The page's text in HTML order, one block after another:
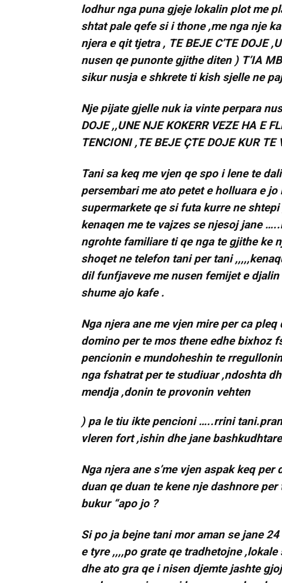
lodhur nga puna gjeje lokalin plot me
shtat pale qefe si i thone ,me nga nje
njera e qit tjetra , TE BEJE C’TE DOJE
nusen qe punonte gjithe diten ) T’IA
sikur nusja e shkrete ti kish sjelle ne
Nje pijate gjelle nuk ia vinte perpara
DOJE ,,UNE NJE KOKERR VEZE HA E
TENCIONI ,TE BEJE ÇTE DOJE KUR
Tani sa keq me vjen qe spo i lene te
persembari me ato petet e holluara e
supermarkete qe si futa kurre ne
kenaqen me te vajzes se njesoj jane
ngrohte familiare ti qe nga te gjithe ke
shoqet ne telefon tani per tani
dil funfjaveve me nusen femijet e
shume ajo kafe .
Nga njera ane me vjen mire per ca
domino per te mos thene edhe bixhoz
pencionin e mundoheshin te
nga fshatrat per te studiuar ,ndoshta
mendja ,donin te provonin vehten
) pa le tiu ikte pencioni …..rrini
vleren fort ,ishin dhe jane
Nga njera ane s’me vjen aspak keq
duan qe duan te kene nje dashnore
bukur “apo jo ?
Si po ja bejne tani mor aman se jane
e tyre ,,,,po grate qe tradhetojne
dhe ato gra qe i nisen djemte jashte